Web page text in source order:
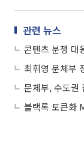
관련 뉴스
블랙록 토큰화